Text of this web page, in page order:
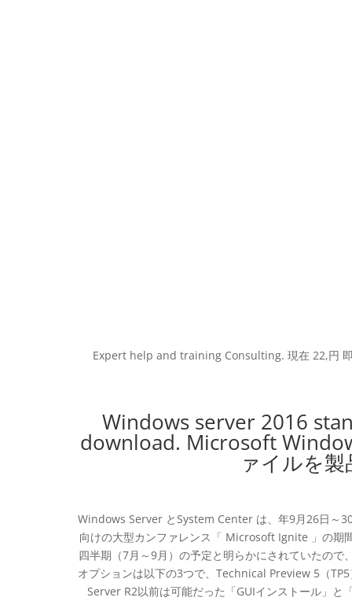
Expert help and training Consulting. 現在 22,円
Windows server 2016
download. Microsoft
ァイルを
Windows Server とSystem Center は、年9月26日～
向けの大型カンファレンス「 Microsoft Ignite 」の期
四半期（7月～9月）の予定と明らかにされていたの
オプションは以下の3つで、Technical Preview 5（
Server R2以前は可能だった「GUIインストール」